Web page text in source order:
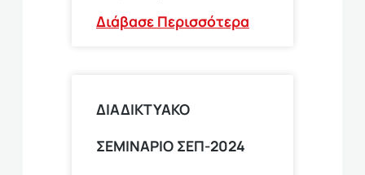
Διάβασε Περισσότερα
ΔΙΑΔΙΚΤΥΑΚΟ
ΣΕΜΙΝΑΡΙΟ ΣΕΠ-2024